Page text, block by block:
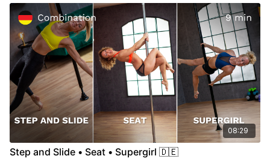
08:29
Step and Slide • Seat • Supergirl 🇩🇪